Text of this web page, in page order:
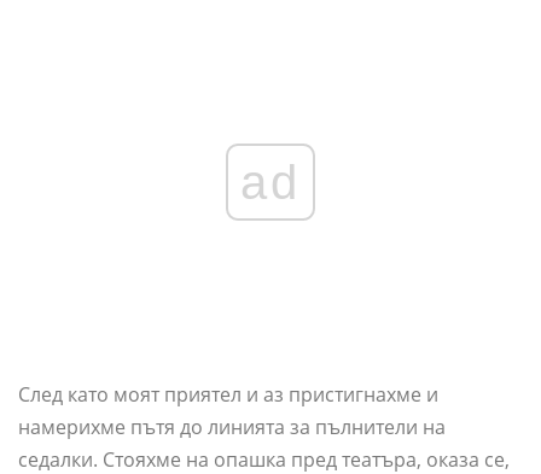
ad
След като моят приятел и аз пристигнахме и
намерихме пътя до линията за пълнители на
седалки. Стояхме на опашка пред театъра, оказа се,